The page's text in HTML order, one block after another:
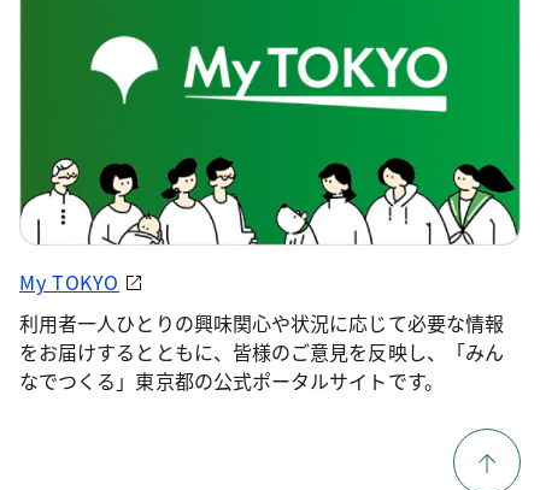
My TOKYO
利用者一人ひとりの興味関心や状況に応じて必要な情報
をお届けするとともに、皆様のご意見を反映し、「みん
なでつくる」東京都の公式ポータルサイトです。